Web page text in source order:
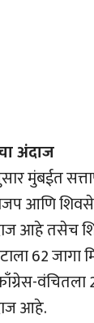
अंदाज
मुंबईत
आणि
आहे तसेच
62 जागा
वंचितला
आहे.